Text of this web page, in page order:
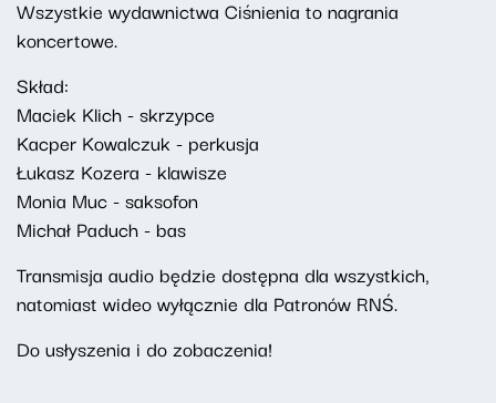
Wszystkie wydawnictwa Ciśnienia to nagrania
koncertowe.
Skład:
Maciek Klich - skrzypce
Kacper Kowalczuk - perkusja
Łukasz Kozera - klawisze
Monia Muc - saksofon
Michał Paduch - bas
Transmisja audio będzie dostępna dla wszystkich,
natomiast wideo wyłącznie dla Patronów RNŚ.
Do usłyszenia i do zobaczenia!